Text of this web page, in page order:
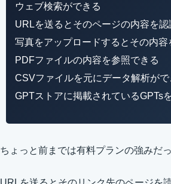
ウェブ検索ができる
URLを送るとそのページの内容を認
写真をアップロードするとその内容
PDFファイルの内容を参照できる
CSVファイルを元にデータ解析がで
GPTストアに掲載されているGPTs
ちょっと前までは有料プランの強みだ